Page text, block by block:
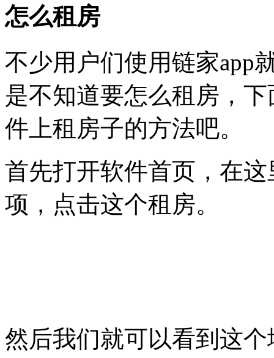
怎么租房
不少用户们使用链家app
是不知道要怎么租房，
件上租房子的方法吧。
首先打开软件首页，在
项，点击这个租房。
然后我们就可以看到这